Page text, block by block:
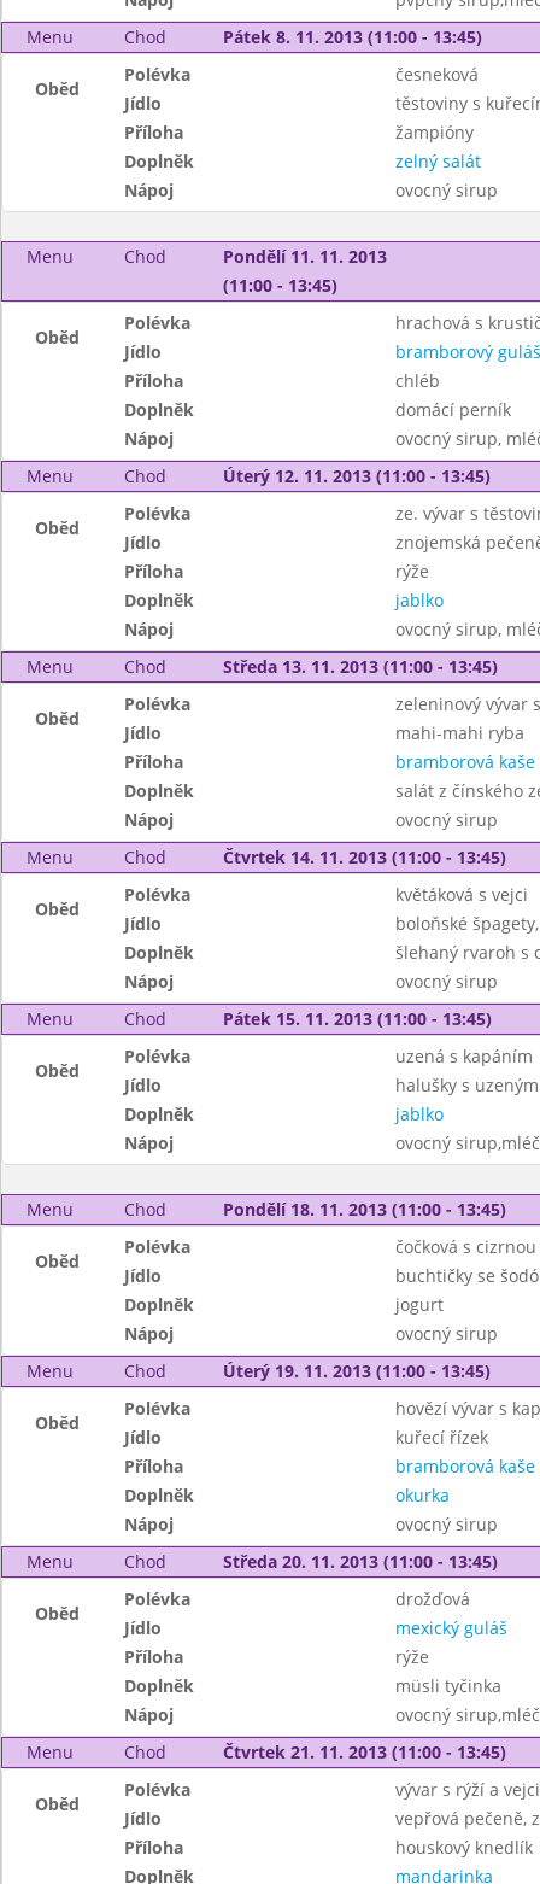
Menu
Chod Pátek 8. 11. 2013 (11:00 - 13:45)
Oběd
Polévka
česneková
Jídlo
těstoviny s
Příloha
žampióny
Doplněk
zelný salát
Nápoj
ovocný sirup
Menu Chod
Pondělí 11. 11. 2013
(11:00 - 13:45)
Oběd
Polévka
hrachová s
Jídlo
bramborový guláš
Příloha
chléb
Doplněk
domácí perník
Nápoj
ovocný sirup,
Menu
Chod Úterý 12. 11. 2013 (11:00 - 13:45)
Oběd
Polévka
ze. vývar s
Jídlo
znojemská
Příloha
rýže
Doplněk
jablko
Nápoj
ovocný sirup,
Menu
Chod Středa 13. 11. 2013 (11:00 - 13:45)
Oběd
Polévka
zeleninový vývar
Jídlo
mahi-mahi ryba
Příloha
bramborová kaše
Doplněk
salát z čínského
Nápoj
ovocný sirup
Menu
Chod Čtvrtek 14. 11. 2013 (11:00 - 13:45)
Oběd
Polévka
květáková s vejci
Jídlo
boloňské
Doplněk
šlehaný rvaroh s
Nápoj
ovocný sirup
Menu
Chod Pátek 15. 11. 2013 (11:00 - 13:45)
Oběd
Polévka
uzená s kapáním
Jídlo
halušky s
Doplněk
jablko
Nápoj
ovocný
Menu Chod Pondělí 18. 11. 2013 (11:00 - 13:45)
Oběd
Polévka
čočková s cizrnou
Jídlo
buchtičky se šodó
Doplněk
jogurt
Nápoj
ovocný sirup
Menu
Chod Úterý 19. 11. 2013 (11:00 - 13:45)
Oběd
Polévka
hovězí vývar s
Jídlo
kuřecí řízek
Příloha
bramborová kaše
Doplněk
okurka
Nápoj
ovocný sirup
Menu
Chod Středa 20. 11. 2013 (11:00 - 13:45)
Oběd
Polévka
drožďová
Jídlo
mexický guláš
Příloha
rýže
Doplněk
müsli tyčinka
Nápoj
ovocný
Menu
Chod Čtvrtek 21. 11. 2013 (11:00 - 13:45)
Oběd
Polévka
vývar s rýží a vejci
Jídlo
vepřová pečeně,
Příloha
houskový knedlík
Doplněk
mandarinka